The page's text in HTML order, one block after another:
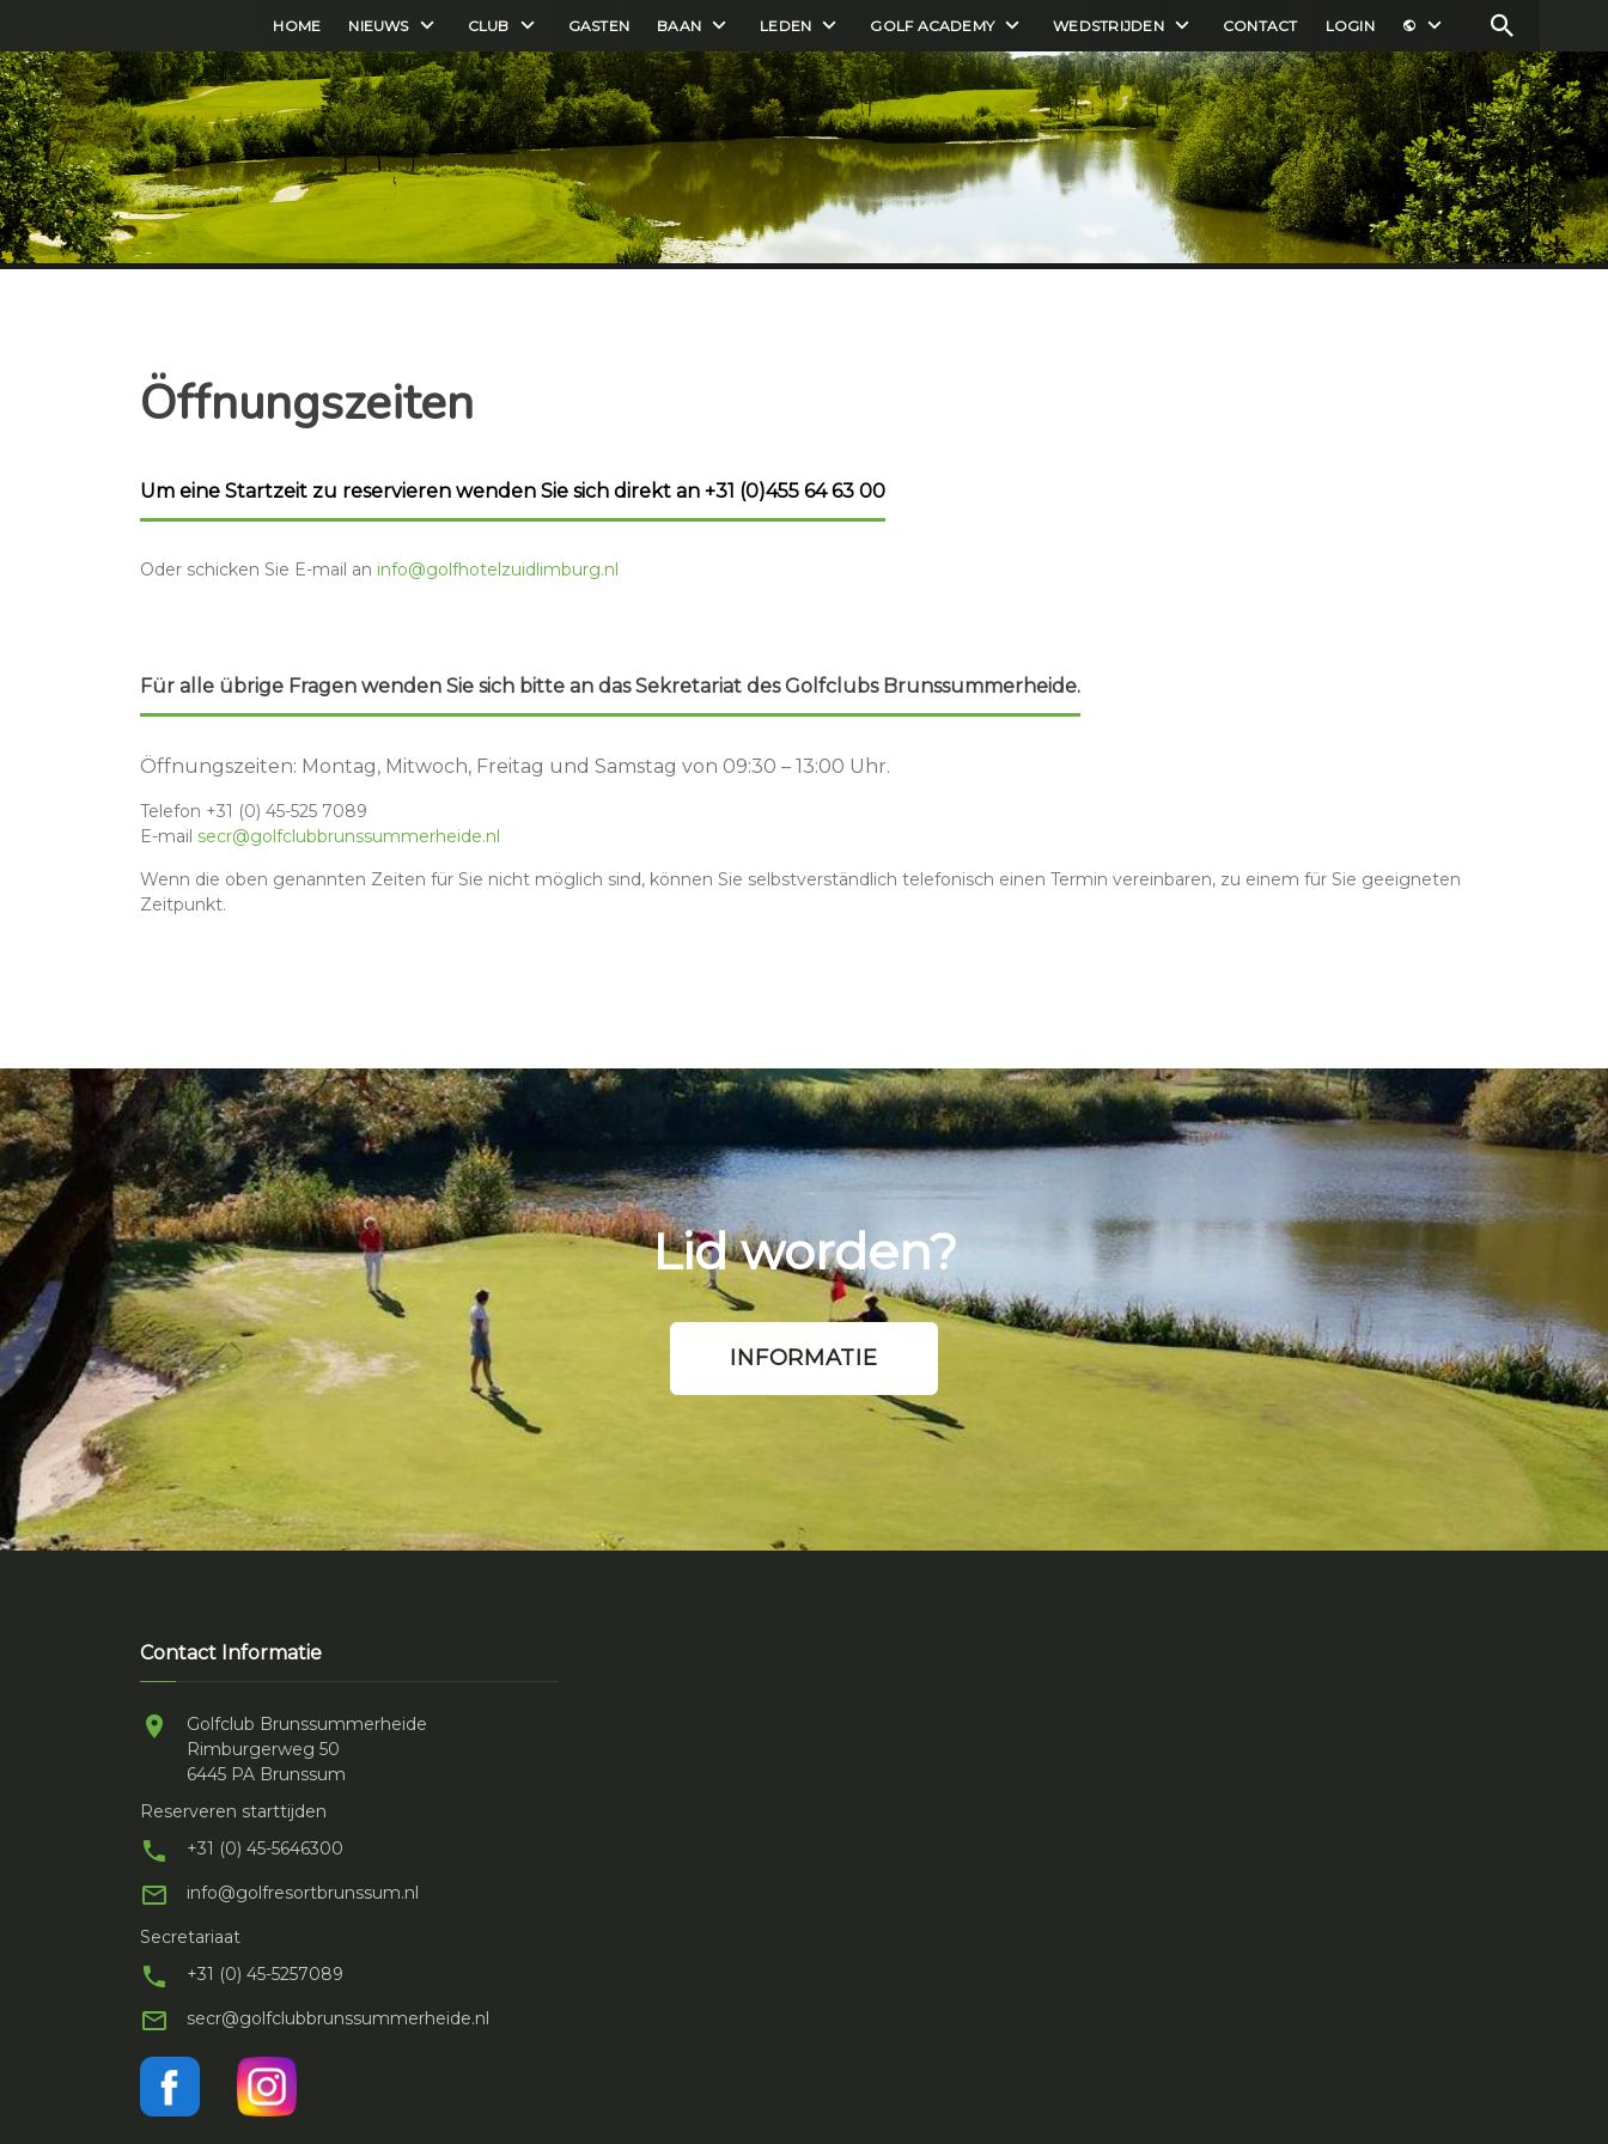
HOME NIEUWS CLUB GASTEN BAAN LEDEN GOLF ACADEMY WEDSTRIJDEN CONTACT LOGIN
Öffnungszeiten
Um eine Startzeit zu reservieren wenden Sie sich direkt an +31 (0)455 64 63 00
Oder schicken Sie E-mail an info@golfhotelzuidlimburg.nl
Für alle übrige Fragen wenden Sie sich bitte an das Sekretariat des Golfclubs Brunssummerheide.
Öffnungszeiten: Montag, Mitwoch, Freitag und Samstag von 09:30 – 13:00 Uhr.
Telefon +31 (0) 45-525 7089
E-mail secr@golfclubbrunssummerheide.nl
Wenn die oben genannten Zeiten für Sie nicht möglich sind, können Sie selbstverständlich telefonisch einen Termin vereinbaren, zu einem für Sie geeigneten
Zeitpunkt.
Lid worden?
INFORMATIE
Contact Informatie
Golfclub Brunssummerheide
Rimburgerweg 50
6445 PA Brunssum
Reserveren starttijden
+31 (0) 45-5646300
info@golfresortbrunssum.nl
Secretariaat
+31 (0) 45-5257089
secr@golfclubbrunssummerheide.nl